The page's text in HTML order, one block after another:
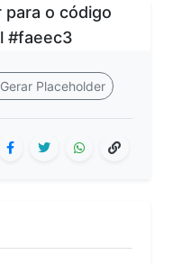
Gerar Placeholder